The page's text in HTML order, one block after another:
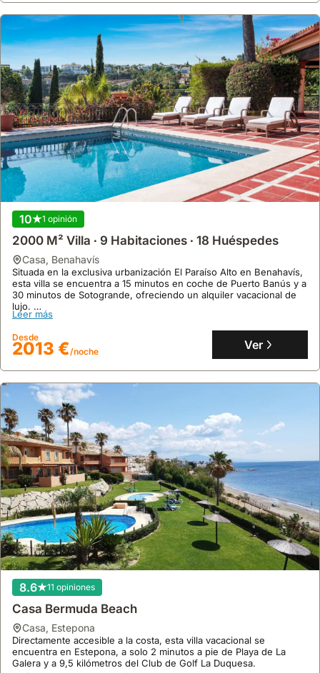
10 1 opinión
2000 M² Villa ∙ 9 Habitaciones ∙ 18 Huéspedes
casa, Benahavís
Situada en la exclusiva urbanización El Paraíso Alto en Benahavís,
esta villa se encuentra a 15 minutos en coche de Puerto Banús y a
30 minutos de Sotogrande, ofreciendo un alquiler vacacional de
lujo.
Con 2000 metros cuadrados de superficie y 9 dormitorios con
baño en suite, esta propiedad cuenta con un extenso jardín,
piscina privada, cancha de tenis y espectaculares vistas al mar
Mediterráneo, perfecta para grupos grandes que buscan casas de
Leer más
Desde
2013 €/noche Ver
8.6 11 opiniones
Casa Bermuda Beach
casa, Estepona
Directamente accesible a la costa, esta villa vacacional se
encuentra en Estepona, a solo 2 minutos a pie de Playa de La
Galera y a 9,5 kilómetros del Club de Golf La Duquesa.